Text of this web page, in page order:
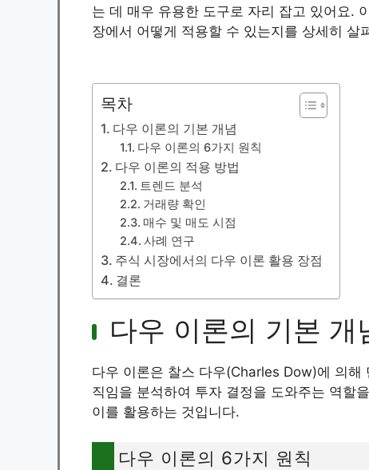
는 데 매우 유용한 도구로 자리 잡고 있어요.
장에서 어떻게 적용할 수 있는지를 상세히 살
목차
다우 이론의 기본 개념
다우 이론의 6가지 원칙
다우 이론의 적용 방법
트렌드 분석
거래량 확인
매수 및 매도 시점
사례 연구
주식 시장에서의 다우 이론 활용 장점
결론
다우 이론의 기본 개
다우 이론은 찰스 다우(Charles Dow)에 의
직임을 분석하여 투자 결정을 도와주는 역할
이를 활용하는 것입니다.
다우 이론의 6가지 원칙